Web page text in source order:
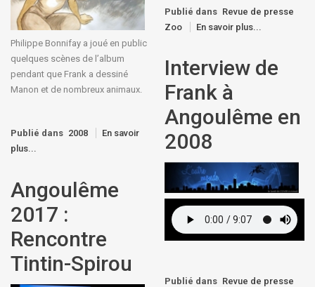
Philippe Bonnifay a joué en public
quelques scènes de l’album
pendant que Frank a dessiné
Manon et de nombreux animaux.
Publié dans 2008
En savoir
plus...
Publié dans Revue de presse
Zoo
En savoir plus...
Interview de
Frank à
Angoulême en
2008
Publié dans Revue de presse
Angoulême
2017 :
Rencontre
Tintin-Spirou